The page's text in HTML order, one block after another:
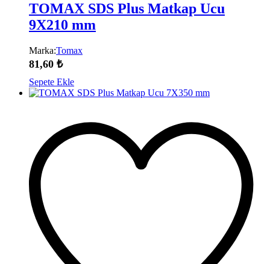
TOMAX SDS Plus Matkap Ucu
9X210 mm
Marka:Tomax
81,60 ₺
Sepete Ekle